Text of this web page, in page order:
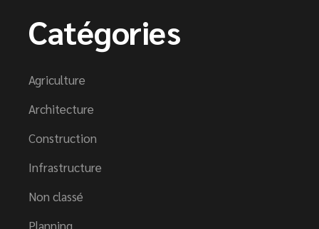
Catégories
Agriculture
Architecture
Construction
Infrastructure
Non classé
Planning